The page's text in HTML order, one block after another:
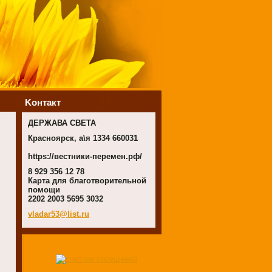
Koнтакт
ДЕРЖАВА СВЕТА
Красноярск, а\я 1334 660031
https://вестники-перемен.рф/
8 929 356 12 78
Карта для благотворительной
помощи
2202 2003 5695 3032
vladar53@list.ru